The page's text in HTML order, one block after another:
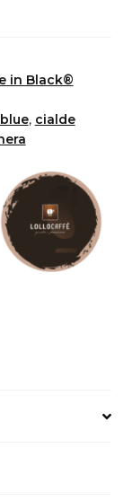
in Black®
, cialde